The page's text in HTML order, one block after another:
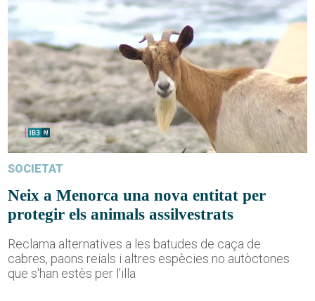
SOCIETAT
Neix a Menorca una nova entitat per
protegir els animals assilvestrats
Reclama alternatives a les batudes de caça de
cabres, paons reials i altres espècies no autòctones
que s'han estès per l'illa